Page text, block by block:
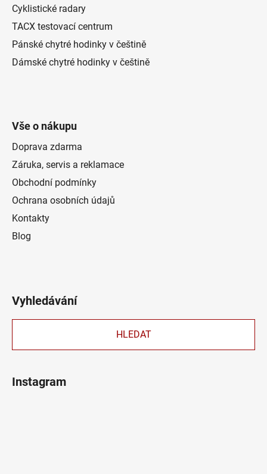
Cyklistické radary
TACX testovací centrum
Pánské chytré hodinky v češtině
Dámské chytré hodinky v češtině
Vše o nákupu
Doprava zdarma
Záruka, servis a reklamace
Obchodní podmínky
Ochrana osobních údajů
Kontakty
Blog
Vyhledávání
HLEDAT
Instagram